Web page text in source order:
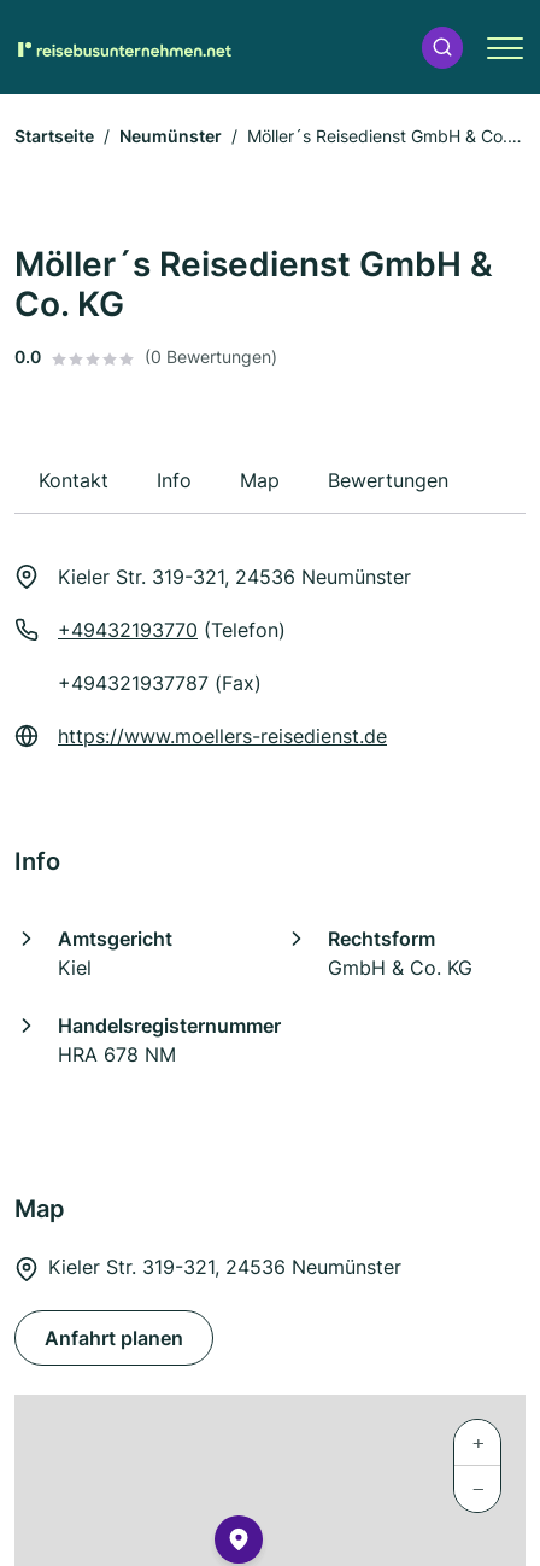
Startseite Neumünster
Möller´s Reisedienst GmbH & Co.
Möller´s Reisedienst GmbH &
Co. KG
0.0 (0 Bewertungen)
Kontakt Info Map Bewertungen
Kieler Str. 319-321, 24536 Neumünster
+49432193770 (Telefon)
+494321937787 (Fax)
https://www.moellers-reisedienst.de
Info
Amtsgericht
Kiel
Rechtsform
GmbH & Co. KG
Handelsregisternummer
HRA 678 NM
Map
Kieler Str. 319-321, 24536 Neumünster
Anfahrt planen
+
−